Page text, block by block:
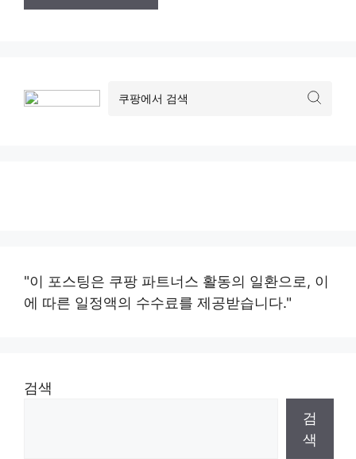
"이 포스팅은 쿠팡 파트너스 활동의 일환으로, 이
에 따른 일정액의 수수료를 제공받습니다."
검색
검
색